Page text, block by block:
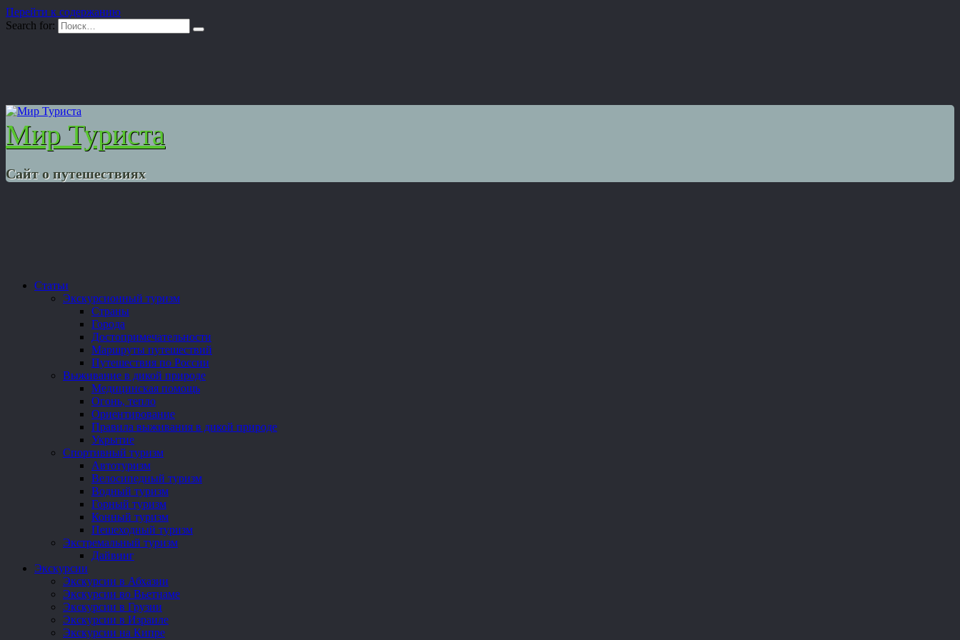
Перейти к содержанию
Search for:
Мир Туриста
Сайт о путешествиях
Статьи
Экскурсионный туризм
Страны
Города
Достопримечательности
Маршруты путешествий
Путешествия по России
Выживание в дикой природе
Медицинская помощь
Огонь, тепло
Ориентирование
Правила выживания в дикой природе
Укрытие
Спортивный туризм
Автотуризм
Велосипедный туризм
Водный туризм
Горный туризм
Конный туризм
Пешеходный туризм
Экстремальный туризм
Дайвинг
Экскурсии
Экскурсии в Абхазии
Экскурсии во Вьетнаме
Экскурсии в Грузии
Экскурсии в Израиле
Экскурсии на Кипре